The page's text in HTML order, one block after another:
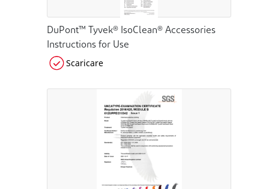
DuPont™ Tyvek® IsoClean® Accessories
Instructions for Use
Scaricare